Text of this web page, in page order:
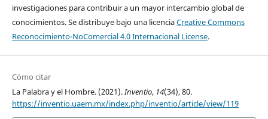
investigaciones para contribuir a un mayor intercambio global de
conocimientos. Se distribuye bajo una licenciaCreative Commons
Reconocimiento-NoComercial 4.0 Internacional License.
Cómo citar
La Palabra y el Hombre. (2021).Inventio, 14(34), 80.
https://inventio.uaem.mx/index.php/inventio/article/view/119